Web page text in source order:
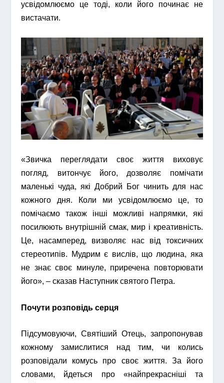
усвідомлюємо це тоді, коли його починає не
вистачати.
«Звичка переглядати своє життя виховує
погляд, витончує його, дозволяє помічати
маленькі чуда, які Добрий Бог чинить для нас
кожного дня. Коли ми усвідомлюємо це, то
помічаємо також інші можливі напрямки, які
посилюють внутрішній смак, мир і креативність.
Це, насамперед, визволяє нас від токсичних
стереотипів. Мудрим є вислів, що людина, яка
не знає своє минуле, приречена повторювати
його», – сказав Наступник святого Петра.
Почути розповідь серця
Підсумовуючи, Святіший Отець, запропонував
кожному замислитися над тим, чи колись
розповідали комусь про своє життя. За його
словами, йдеться про «найпрекрасніші та